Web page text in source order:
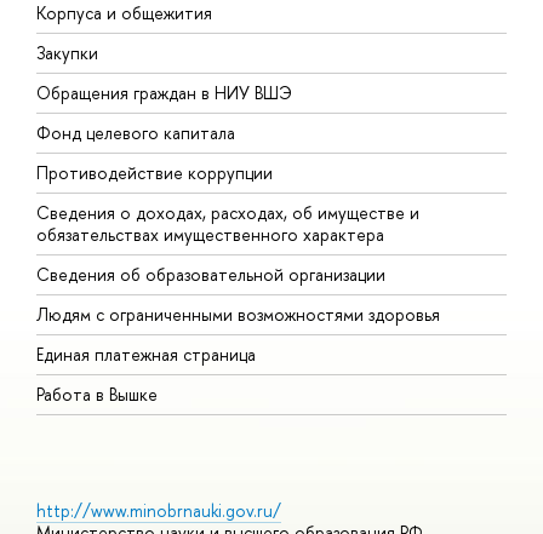
Корпуса и общежития
Закупки
Обращения граждан в НИУ ВШЭ
Фонд целевого капитала
Противодействие коррупции
Сведения о доходах, расходах, об имуществе и
обязательствах имущественного характера
Сведения об образовательной организации
Людям с ограниченными возможностями здоровья
Единая платежная страница
Работа в Вышке
http://www.minobrnauki.gov.ru/